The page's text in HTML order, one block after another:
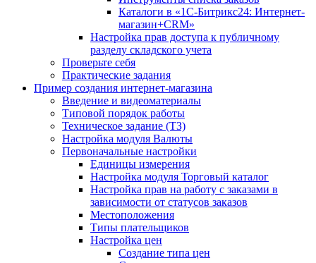
Каталоги в «1С-Битрикс24: Интернет-
магазин+CRM»
Настройка прав доступа к публичному
разделу складского учета
Проверьте себя
Практические задания
Пример создания интернет-магазина
Введение и видеоматериалы
Типовой порядок работы
Техническое задание (ТЗ)
Настройка модуля Валюты
Первоначальные настройки
Единицы измерения
Настройка модуля Торговый каталог
Настройка прав на работу с заказами в
зависимости от статусов заказов
Местоположения
Типы плательщиков
Настройка цен
Создание типа цен